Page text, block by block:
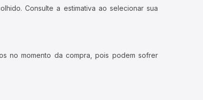
Consulte a estimativa ao selecionar sua
no momento da compra, pois podem sofrer